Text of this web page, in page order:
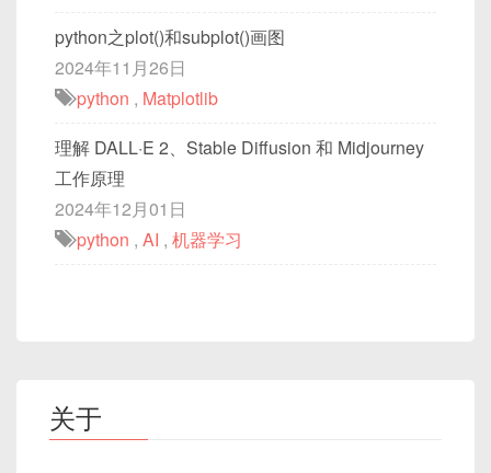
python之plot()和subplot()画图
2024年11月26日
python , Matplotlib
理解 DALL·E 2、Stable Diffusion 和 Midjourney
工作原理
2024年12月01日
python , AI , 机器学习
关于